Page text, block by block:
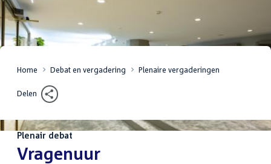
Home Debat en vergadering Plenaire vergaderingen
Delen
Plenair debat
:Vragenuur